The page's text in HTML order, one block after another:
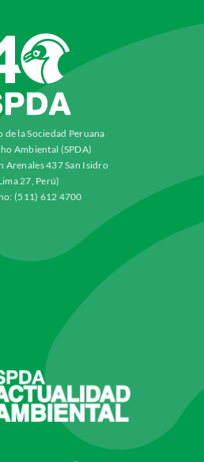
de la Sociedad Peruana
Ambiental (SPDA)
Arenales 437 San Isidro
27, Perú)
(511) 612 4700